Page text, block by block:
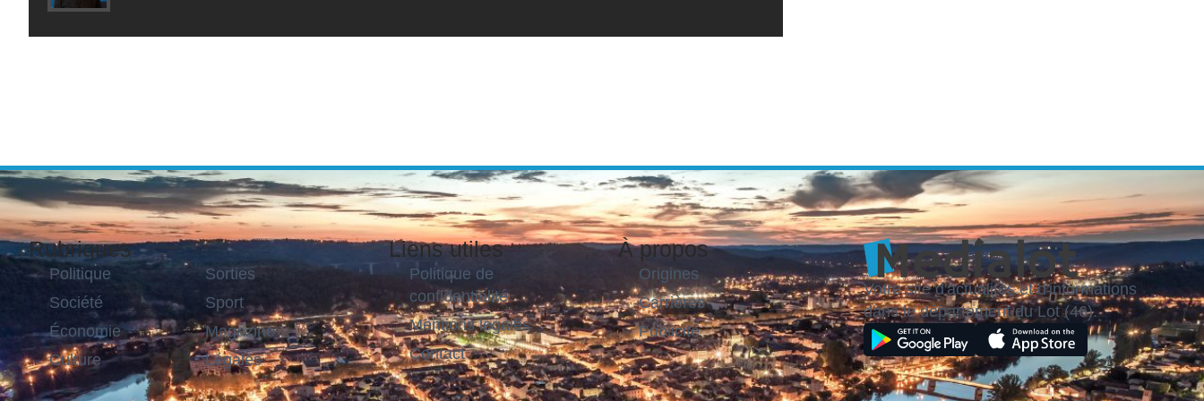
Rubriques
Politique
Société
Économie
Culture
Sorties
Sport
Magazine
Légales
Liens utiles
Politique de
confidentialité
Mentions légales
Contact
À propos
Origines
Carrières
Publicité
Votre site d'actualités et d'informations
dans le département du Lot (46).